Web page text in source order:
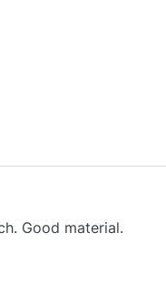
Good material.